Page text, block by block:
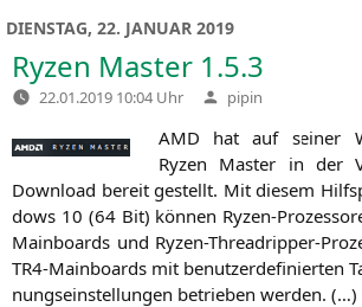
DIENSTAG, 22. JANUAR 2019
Ryzen Master 1.5.3
22.01.2019 10:04 Uhr Verfasst
von
pipin
AMD hat auf sei­ner
Ryzen Mas­ter in der
Down­load bereit gestellt. Mit die­sem
dows 10 (64 Bit) kön­nen Ryzen-
Main­boards und Ryzen-Thre­ad­rip­per-
TR4-Main­boards mit benut­zer­de­fi­nier­ten
nungs­ein­stel­lun­gen betrie­ben wer­den. (…)